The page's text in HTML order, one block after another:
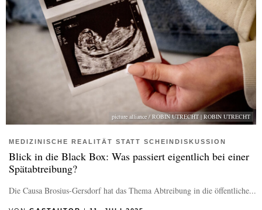
picture alliance / ROBIN UTRECHT | ROBIN UTRECHT
MEDIZINISCHE REALITÄT STATT SCHEINDISKUSSION
Blick in die Black Box: Was passiert eigentlich bei einer
Spätabtreibung?
Die Causa Brosius-Gersdorf hat das Thema Abtreibung in die öffentliche...